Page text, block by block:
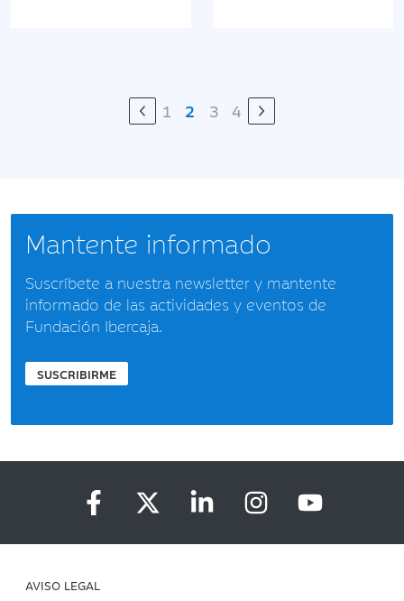
1 2 3 4
Mantente informado
Suscríbete a nuestra newsletter y mantente
informado de las actividades y eventos de
Fundación Ibercaja.
SUSCRIBIRME
AVISO LEGAL